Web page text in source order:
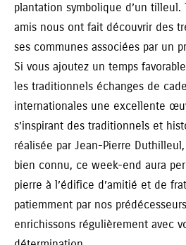
plantation symbolique d’un
amis nous ont fait découvrir des
ses communes associées par un
Si vous ajoutez un temps
les traditionnels échanges de
internationales une excellente
s’inspirant des traditionnels et
réalisée par Jean-Pierre
bien connu, ce week-end aura
pierre à l’édifice d’amitié et de
patiemment par nos
enrichissons régulièrement avec